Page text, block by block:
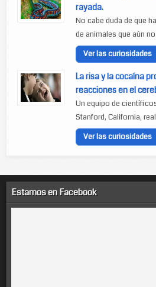
rayada.
No cabe duda de que
de animales que aún
Ver las curiosidades
La risa y la cocaína
reacciones en el
Un equipo de
Stanford, California,
Ver las curiosidades
Estamos en Facebook